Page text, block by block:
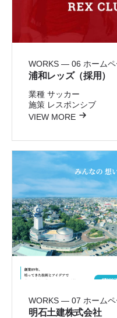
WORKS — 06 ホーム
浦和レッズ（採用）
業種 サッカー
施策 レスポンシブ
VIEW MORE
WORKS — 07 ホーム
明石土建株式会社